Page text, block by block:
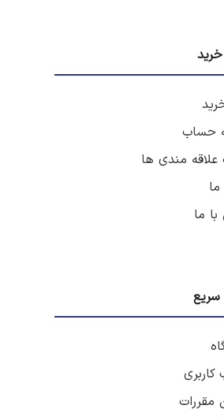
حساب
مندی ها
ما
ما
مقررات